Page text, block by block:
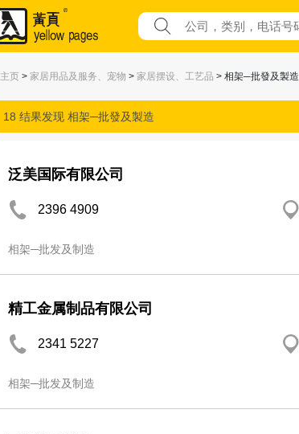
主页 > 家居用品及服务、宠物 > 家居摆设、工艺品 > 相架─批發及製造
18 结果发现 相架─批發及製造
泛美国际有限公司
2396 4909
相架─批发及制造
精工金属制品有限公司
2341 5227
相架─批发及制造